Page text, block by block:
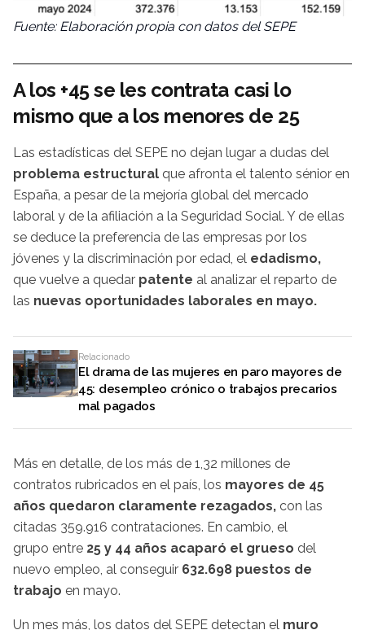
Fuente: Elaboración propia con datos del SEPE
A los +45 se les contrata casi lo
mismo que a los menores de 25
Las estadísticas del SEPE no dejan lugar a dudas del
problema estructural que afronta el talento sénior en
España, a pesar de la mejoría global del mercado
laboral y de la afiliación a la Seguridad Social. Y de ellas
se deduce la preferencia de las empresas por los
jóvenes y la discriminación por edad, el edadismo,
que vuelve a quedar patente al analizar el reparto de
las nuevas oportunidades laborales en mayo.
Relacionado
El drama de las mujeres en paro mayores de
45: desempleo crónico o trabajos precarios
mal pagados
Más en detalle, de los más de 1,32 millones de
contratos rubricados en el país, los mayores de 45
años quedaron claramente rezagados, con las
citadas 359.916 contrataciones. En cambio, el
grupo entre 25 y 44 años acaparó el grueso del
nuevo empleo, al conseguir 632.698 puestos de
trabajo en mayo.
Un mes más, los datos del SEPE detectan el muro